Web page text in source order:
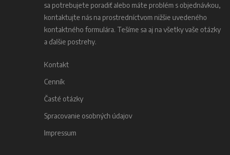
sa potrebujete poradiť alebo máte problém s objednávkou,
kontaktujte nás na prostredníctvom nižšie uvedeného
kontaktného formulára. Tešíme sa aj na všetky vaše otázky
a ďalšie postrehy.
Kontakt
Cenník
Časté otázky
Spracovanie osobných údajov
Impressum